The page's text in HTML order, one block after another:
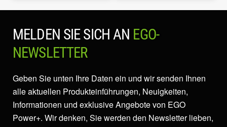
MELDEN SIE SICH AN EGO-
NEWSLETTER
Geben Sie unten Ihre Daten ein und wir senden Ihnen
alle aktuellen Produkteinführungen, Neuigkeiten,
Informationen und exklusive Angebote von EGO
Power+. Wir denken, Sie werden den Newsletter lieben,